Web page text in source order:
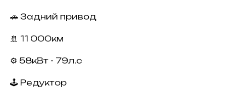
🚗 Задний привод
🚢 11 000км
⚙️ 58кВт - 79л.с
🕹 Редуктор